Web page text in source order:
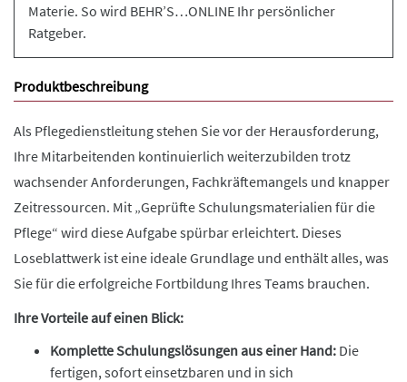
Materie. So wird BEHR’S…ONLINE Ihr persönlicher
Ratgeber.
Produktbeschreibung
Als Pflegedienstleitung stehen Sie vor der Herausforderung,
Ihre Mitarbeitenden kontinuierlich weiterzubilden trotz
wachsender Anforderungen, Fachkräftemangels und knapper
Zeitressourcen. Mit „Geprüfte Schulungsmaterialien für die
Pflege“ wird diese Aufgabe spürbar erleichtert. Dieses
Loseblattwerk ist eine ideale Grundlage und enthält alles, was
Sie für die erfolgreiche Fortbildung Ihres Teams brauchen.
Ihre Vorteile auf einen Blick:
Komplette Schulungslösungen aus einer Hand: Die
fertigen, sofort einsetzbaren und in sich